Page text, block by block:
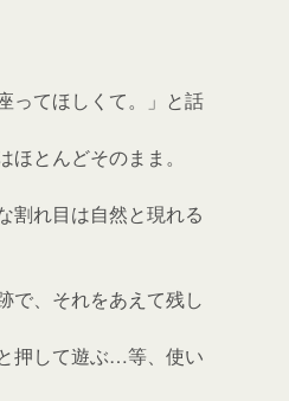
ってほしくて。」と話
とんどそのまま。
割れ目は自然と現れる
で、それをあえて残し
押して遊ぶ…等、使い